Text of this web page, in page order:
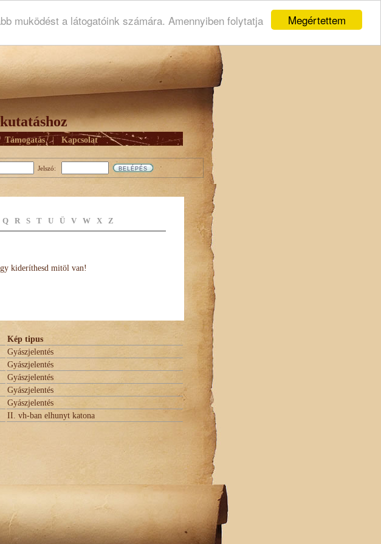
Megértettem
muködést a látogatóink számára. Amennyiben folytatja
Támogatás | Kapcsolat
Jelszó:
Q R S T U Ü V W X Z
kideríthesd mitöl van!
Kép tipus
Gyászjelentés
Gyászjelentés
Gyászjelentés
Gyászjelentés
Gyászjelentés
II. vh-ban elhunyt katona